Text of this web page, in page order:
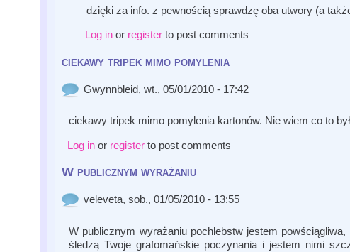
dzięki za info. z pewnością sprawdzę oba utwory (a
Log inor registerto post comments
ciekawy tripek mimo pomylenia
Gwynnbleid, wt., 05/01/2010 - 17:42
ciekawy tripek mimo pomylenia kartonów. Nie wiem co to
Log inor registerto post comments
W publicznym wyrażaniu
veleveta, sob., 01/05/2010 - 13:55
W publicznym wyrażaniu pochlebstw jestem
śledzą Twoje grafomańskie poczynania i jestem nimi